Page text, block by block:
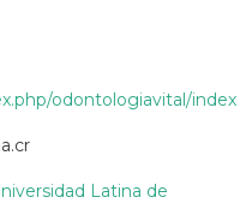
odontologiavital/index
Latina de